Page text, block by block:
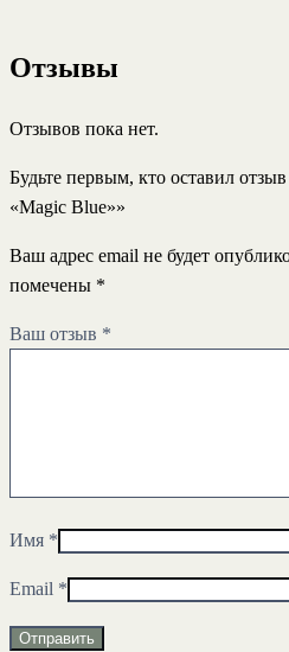
Отзывы
Отзывов пока нет.
Будьте первым, кто оставил
«Magic Blue»»
Ваш адрес email не будет
помечены *
Ваш отзыв *
Имя *
Email *